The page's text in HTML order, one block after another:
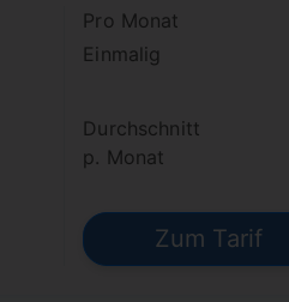
Pro Monat
Einmalig
Durchschnitt
p. Monat
Zum Tarif